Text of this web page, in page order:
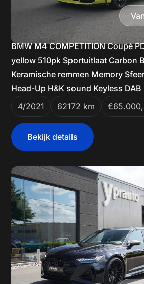
BMW M4 COMPETITION Coupé
yellow 510pk Sportuitlaat Carbon
Keramische remmen Memory
Head-Up H&K sound Keyless DAB
4/2021
62172 km
Bekijk details